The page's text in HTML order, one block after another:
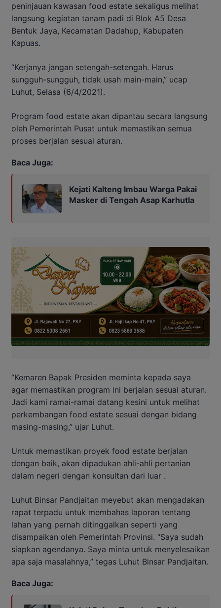
peninjauan kawasan food estate sekaligus melihat
langsung kegiatan tanam padi di Blok A5 Desa
Bentuk Jaya, Kecamatan Dadahup, Kabupaten
Kapuas.
“Kerjanya jangan setengah-setengah. Harus
sungguh-sungguh, tidak usah main-main,” ucap
Luhut, Selasa (6/4/2021).
Program food estate akan dipantau secara langsung
oleh Pemerintah Pusat untuk memastikan semua
proses berjalan sesuai aturan.
Baca Juga:
Kejati Kalteng Imbau Warga Pakai
Masker di Tengah Asap Karhutla
“Kemaren Bapak Presiden meminta kepada saya
agar memastikan program ini berjalan sesuai aturan.
Jadi kami ramai-ramai datang kesini untuk melihat
perkembangan food estate sesuai dengan bidang
masing-masing,” ujar Luhut.
Untuk memastikan proyek food estate berjalan
dengan baik, akan dipadukan ahli-ahli pertanian
dalam negeri dengan konsultan dari luar .
Luhut Binsar Pandjaitan meyebut akan mengadakan
rapat terpadu untuk membahas laporan tentang
lahan yang pernah ditinggalkan seperti yang
disampaikan oleh Pemerintah Provinsi. “Saya sudah
siapkan agendanya. Saya minta untuk menyelesaikan
apa saja masalahnya,” tegas Luhut Binsar Pandjaitan.
Baca Juga: